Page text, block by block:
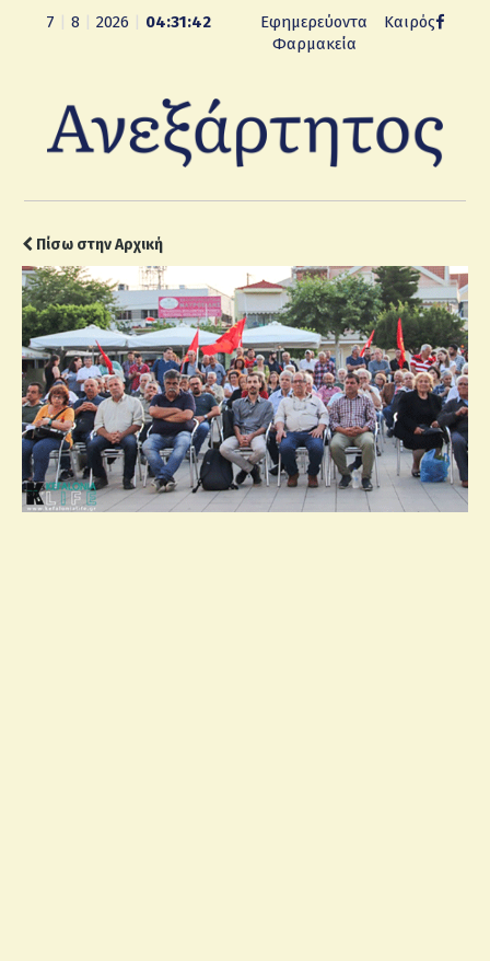
7 8 2026 04:31:43
Εφημερεύοντα
Φαρμακεία
Καιρός
Πίσω στην Αρχική